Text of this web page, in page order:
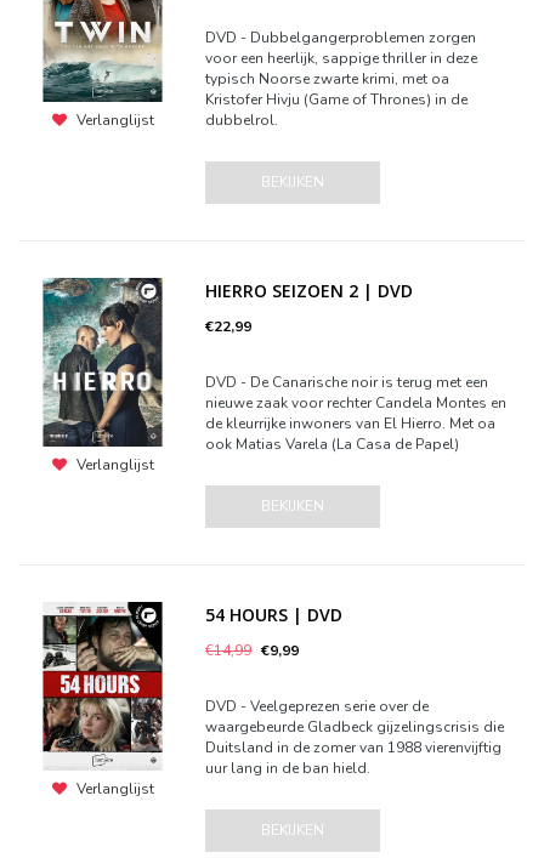
Verlanglijst
DVD - Dubbelgangerproblemen zorgen
voor een heerlijk, sappige thriller in deze
typisch Noorse zwarte krimi, met oa
Kristofer Hivju (Game of Thrones) in de
dubbelrol.
BEKIJKEN
Verlanglijst
HIERRO SEIZOEN 2 | DVD
€22,99
DVD - De Canarische noir is terug met een
nieuwe zaak voor rechter Candela Montes en
de kleurrijke inwoners van El Hierro. Met oa
ook Matias Varela (La Casa de Papel)
BEKIJKEN
Verlanglijst
54 HOURS | DVD
€14,99 €9,99
DVD - Veelgeprezen serie over de
waargebeurde Gladbeck gijzelingscrisis die
Duitsland in de zomer van 1988 vierenvijftig
uur lang in de ban hield.
BEKIJKEN